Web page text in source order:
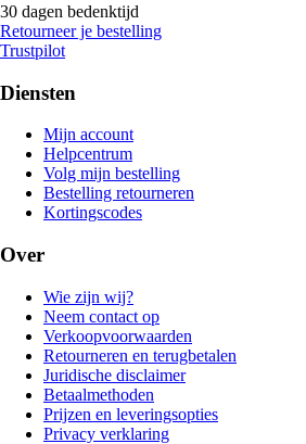
30 dagen bedenktijd
Retourneer je bestelling
Trustpilot
Diensten
Mijn account
Helpcentrum
Volg mijn bestelling
Bestelling retourneren
Kortingscodes
Over
Wie zijn wij?
Neem contact op
Verkoopvoorwaarden
Retourneren en terugbetalen
Juridische disclaimer
Betaalmethoden
Prijzen en leveringsopties
Privacy verklaring